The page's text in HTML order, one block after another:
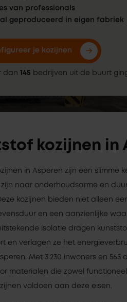
van professionals
geproduceerd in eigen fabriek
je kozijnen
dan 145 bedrijven uit de buurt
kozijnen in
in Asperen zijn een slimme
zijn naar onderhoudsarme en
kozijnen bieden niet alleen
en een aanzienlijke
isolatie dragen
en verlagen ze het
Met 3.230 inwoners en 565
materialen die zowel
voldoen aan deze eisen.